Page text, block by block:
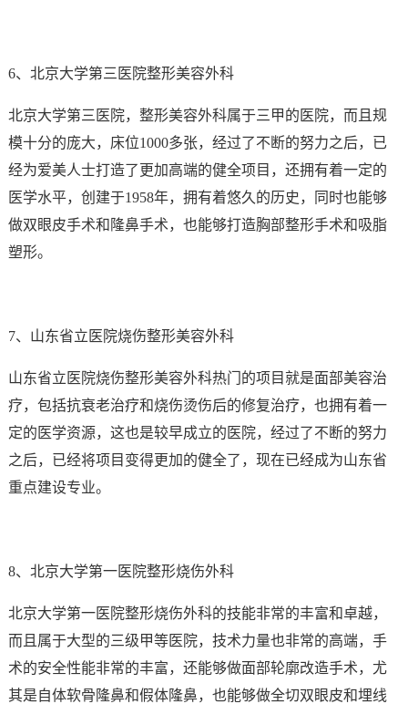
6、北京大学第三医院整形美容外科
北京大学第三医院，整形美容外科属于三甲的医院，而且规
模十分的庞大，床位1000多张，经过了不断的努力之后，已
经为爱美人士打造了更加高端的健全项目，还拥有着一定的
医学水平，创建于1958年，拥有着悠久的历史，同时也能够
做双眼皮手术和隆鼻手术，也能够打造胸部整形手术和吸脂
塑形。
7、山东省立医院烧伤整形美容外科
山东省立医院烧伤整形美容外科热门的项目就是面部美容治
疗，包括抗衰老治疗和烧伤烫伤后的修复治疗，也拥有着一
定的医学资源，这也是较早成立的医院，经过了不断的努力
之后，已经将项目变得更加的健全了，现在已经成为山东省
重点建设专业。
8、北京大学第一医院整形烧伤外科
北京大学第一医院整形烧伤外科的技能非常的丰富和卓越，
而且属于大型的三级甲等医院，技术力量也非常的高端，手
术的安全性能非常的丰富，还能够做面部轮廓改造手术，尤
其是自体软骨隆鼻和假体隆鼻，也能够做全切双眼皮和埋线